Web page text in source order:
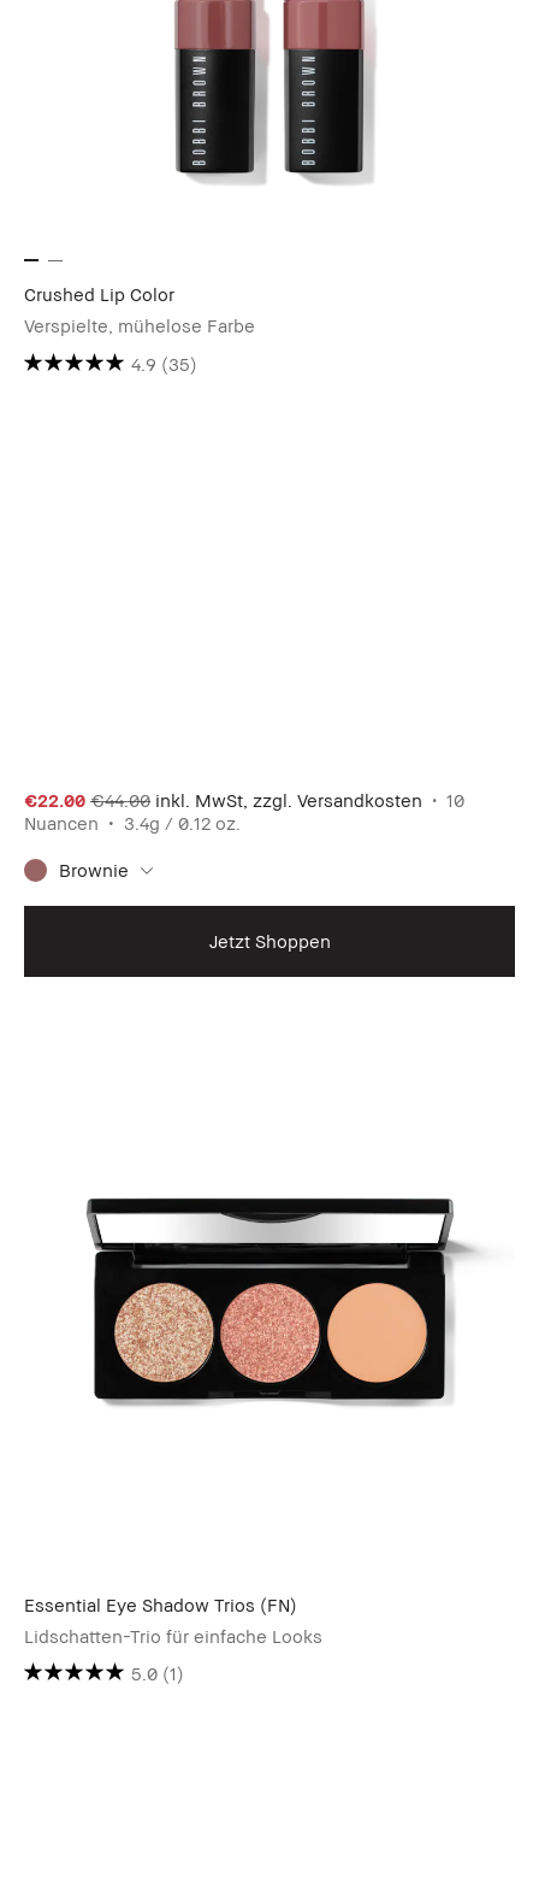
Crushed Lip Color
Verspielte, mühelose Farbe
4.9 (35)
€22.00 €44.00 inkl. MwSt, zzgl. Versandkosten
10
Nuancen
3.4g / 0.12 oz.
Brownie
Jetzt Shoppen
Essential Eye Shadow Trios (FN)
Lidschatten-Trio für einfache Looks
5.0 (1)